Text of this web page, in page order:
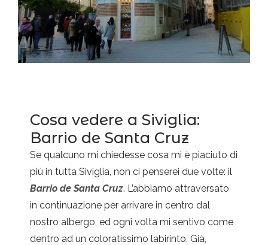
Cosa vedere a Siviglia:
Barrio de Santa Cruz
Se qualcuno mi chiedesse cosa mi è piaciuto di
più in tutta Siviglia, non ci penserei due volte: il
Barrio de Santa Cruz. L’abbiamo attraversato
in continuazione per arrivare in centro dal
nostro albergo, ed ogni volta mi sentivo come
dentro ad un coloratissimo labirinto. Già,